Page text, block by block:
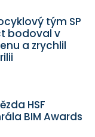
tým SP
bodoval v
a zrychlil
HSF
BIM Awards